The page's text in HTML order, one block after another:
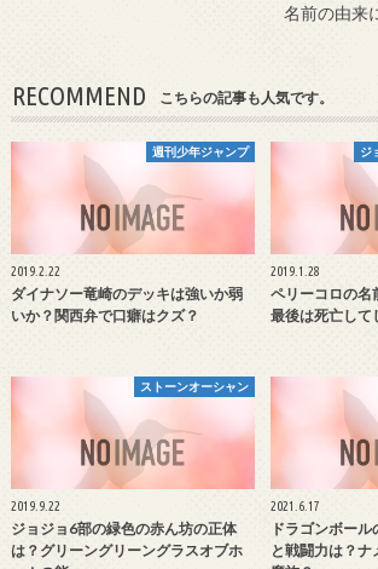
名前の由来
RECOMMEND こちらの記事も人気です。
週刊少年ジャンプ
2019.2.22
ダイナソー竜崎のデッキは強いか弱
いか？関西弁で口癖はクズ？
ジ
2019.1.28
ペリーコロの名
最後は死亡して
ストーンオーシャン
2019.9.22
ジョジョ6部の緑色の赤ん坊の正体
は？グリーングリーングラスオブホ
2021.6.17
ドラゴンボー
と戦闘力は？ナ